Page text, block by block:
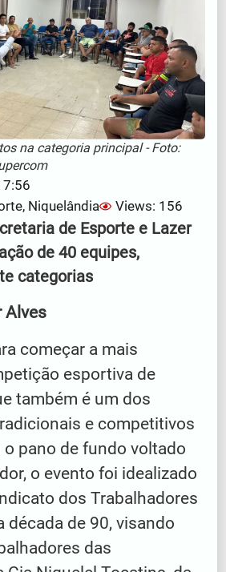
na categoria principal - Foto:
, Niquelândia Views: 156
de Esporte e Lazer
de 40 equipes,
categorias
Alves
começar a mais
esportiva de
também é um dos
e competitivos
o pano de fundo voltado
o evento foi idealizado
dos Trabalhadores
década de 90, visando
das